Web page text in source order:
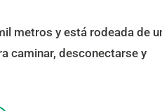
metros y está rodeada de
caminar, desconectarse y